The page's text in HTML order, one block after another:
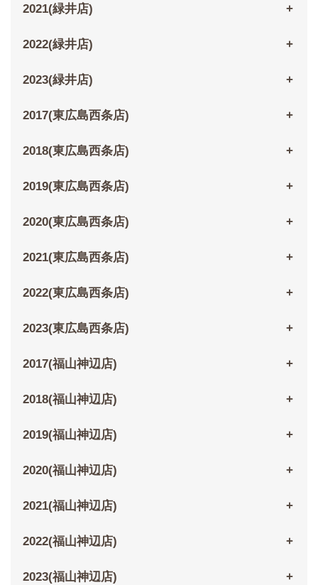
2021(緑井店)
2022(緑井店)
2023(緑井店)
2017(東広島西条店)
2018(東広島西条店)
2019(東広島西条店)
2020(東広島西条店)
2021(東広島西条店)
2022(東広島西条店)
2023(東広島西条店)
2017(福山神辺店)
2018(福山神辺店)
2019(福山神辺店)
2020(福山神辺店)
2021(福山神辺店)
2022(福山神辺店)
2023(福山神辺店)